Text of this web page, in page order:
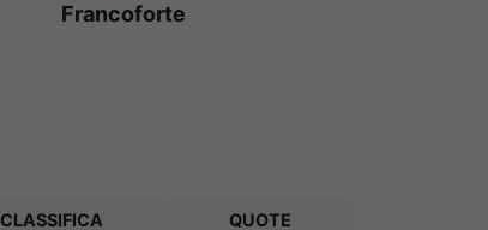
Francoforte
CLASSIFICA QUOTE